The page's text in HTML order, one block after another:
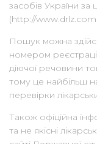
засобів України
(http://
Пошук можна
номером
діючої речовини
тому це найбільш
перевірки
Також офіційна
та не якісні